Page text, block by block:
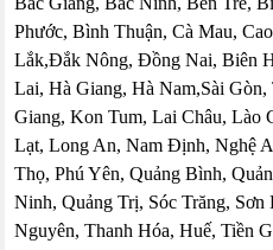
Phước, Bình Thuận, Cà Mau,
Lắk,Đắk Nông, Đồng Nai, Biên
Lai, Hà Giang, Hà Nam,Sài
Giang, Kon Tum, Lai Châu, Lào
Lạt, Long An, Nam Định, Nghệ
Thọ, Phú Yên, Quảng Bình,
Ninh, Quảng Trị, Sóc Trăng,
Nguyên, Thanh Hóa, Huế, Tiền